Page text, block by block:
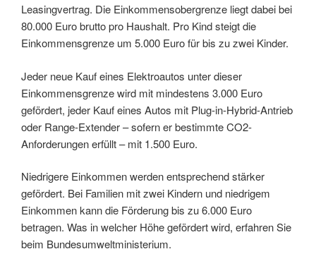
Leasingvertrag. Die Einkommensobergrenze liegt dabei bei
80.000 Euro brutto pro Haushalt. Pro Kind steigt die
Einkommensgrenze um 5.000 Euro für bis zu zwei Kinder.
Jeder neue Kauf eines Elektroautos unter dieser
Einkommensgrenze wird mit mindestens 3.000 Euro
gefördert, jeder Kauf eines Autos mit Plug-in-Hybrid-Antrieb
oder Range-Extender – sofern er bestimmte CO2-
Anforderungen erfüllt – mit 1.500 Euro.
Niedrigere Einkommen werden entsprechend stärker
gefördert. Bei Familien mit zwei Kindern und niedrigem
Einkommen kann die Förderung bis zu 6.000 Euro
betragen. Was in welcher Höhe gefördert wird, erfahren Sie
beim Bundesumweltministerium.